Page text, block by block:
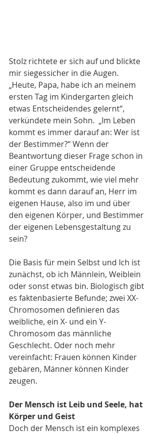
Stolz richtete er sich auf und blickte
mir siegessicher in die Augen.
„Heute, Papa, habe ich an meinem
ersten Tag im Kindergarten gleich
etwas Entscheidendes gelernt“,
verkündete mein Sohn.  „Im Leben
kommt es immer darauf an: Wer ist
der Bestimmer?“ Wenn der
Beantwortung dieser Frage schon in
einer Gruppe entscheidende
Bedeutung zukommt, wie viel mehr
kommt es dann darauf an, Herr im
eigenen Hause, also im und über
den eigenen Körper, und Bestimmer
der eigenen Lebensgestaltung zu
sein?
Die Basis für mein Selbst und Ich ist
zunächst, ob ich Männlein, Weiblein
oder sonst etwas bin. Biologisch gibt
es faktenbasierte Befunde; zwei XX-
Chromosomen definieren das
weibliche, ein X- und ein Y-
Chromosom das männliche
Geschlecht. Oder noch mehr
vereinfacht: Frauen können Kinder
gebären, Männer können Kinder
zeugen.
Der Mensch ist Leib und Seele, hat
Körper und Geist
Doch der Mensch ist ein komplexes